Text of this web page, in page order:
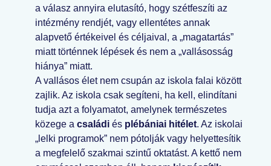
a válasz annyira elutasító, hogy szétfeszíti az
intézmény rendjét, vagy ellentétes annak
alapvető értékeivel és céljaival, a „magatartás”
miatt történnek lépések és nem a „vallásosság
hiánya” miatt.
A vallásos élet nem csupán az iskola falai között
zajlik. Az iskola csak segíteni, ha kell, elindítani
tudja azt a folyamatot, amelynek természetes
közege a családi és plébániai hitélet. Az iskolai
„lelki programok” nem pótolják vagy helyettesítik
a megfelelő szakmai szintű oktatást. A kettő nem